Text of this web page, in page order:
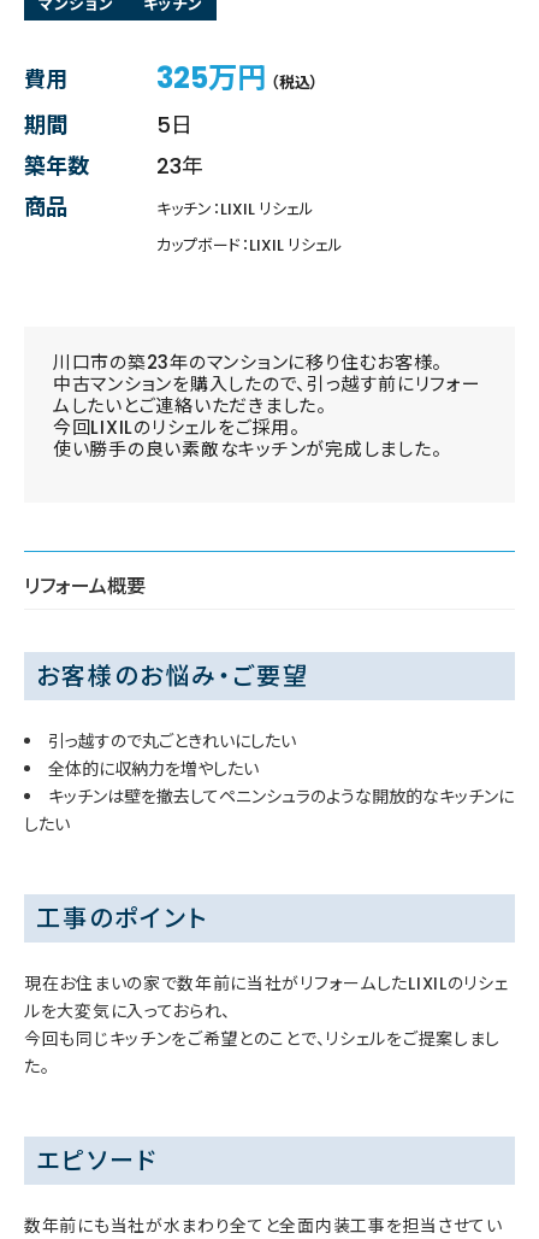
費用 325万円 （税込）
期間
5日
築年数
23年
商品
キッチン：LIXIL リシェル
カップボード：LIXIL リシェル
川口市の築23年のマンションに移り住むお客様。
中古マンションを購入したので、引っ越す前にリフォー
ムしたいとご連絡いただきました。
今回LIXILのリシェルをご採用。
使い勝手の良い素敵なキッチンが完成しました。
リフォーム概要
お客様のお悩み・ご要望
引っ越すので丸ごときれいにしたい
全体的に収納力を増やしたい
キッチンは壁を撤去してペニンシュラのような開放的なキッチンに
したい
工事のポイント
現在お住まいの家で数年前に当社がリフォームしたLIXILのリシェ
ルを大変気に入っておられ、
今回も同じキッチンをご希望とのことで、リシェルをご提案しまし
た。
エピソード
数年前にも当社が水まわり全てと全面内装工事を担当させてい